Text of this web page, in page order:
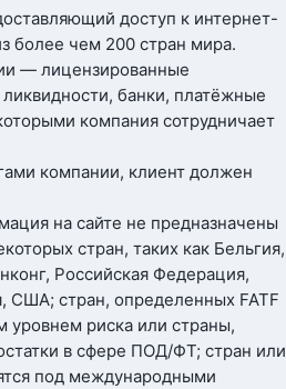
доступ к интернет-
более чем 200 стран мира.
— лицензированные
банки, платёжные
компания сотрудничает
компании, клиент должен
на сайте не предназначены
стран, таких как Бельгия,
Российская Федерация,
США; стран, определенных FATF
уровнем риска или страны,
в сфере ПОД/ФТ; стран или
под международными